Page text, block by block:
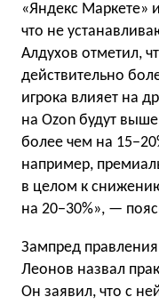
«Яндекс Маркете»
что не
Алдухов отметил,
действительно
игрока влияет на
на Ozon будут
более чем на
например,
в целом к
на 20−30%», —
Зампред
Леонов назвал
Он заявил, что с